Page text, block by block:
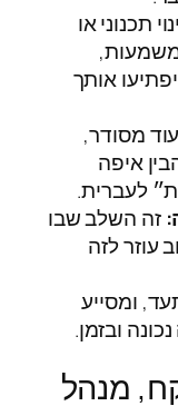
תכנוני או
משמעות,
אותך
מסודר,
איפה
לעברית.
זה השלב שבו
עוזר לזה
ומסייע
ובזמן.
מנהל